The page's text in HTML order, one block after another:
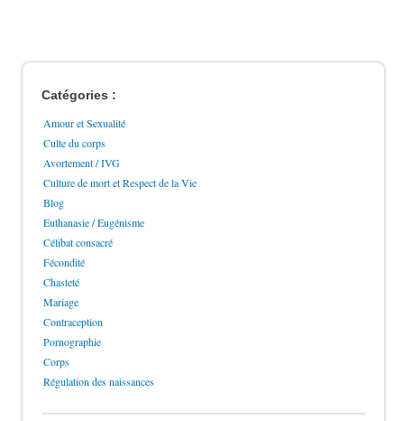
Catégories :
Amour et Sexualité
Culte du corps
Avortement / IVG
Culture de mort et Respect de la Vie
Blog
Euthanasie / Eugénisme
Célibat consacré
Fécondité
Chasteté
Mariage
Contraception
Pornographie
Corps
Régulation des naissances